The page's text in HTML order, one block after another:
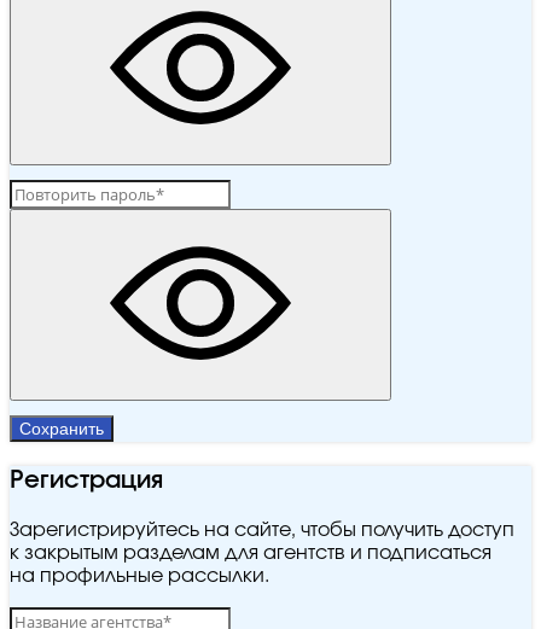
Сохранить
Регистрация
Зарегистрируйтесь на сайте, чтобы получить доступ
к закрытым разделам для агентств и подписаться
на профильные рассылки.